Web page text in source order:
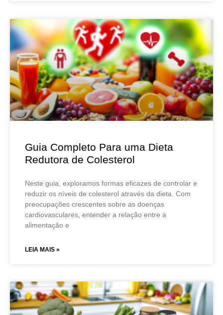
Guia Completo Para uma Dieta
Redutora de Colesterol
Neste guia, exploramos formas eficazes de controlar e
reduzir os níveis de colesterol através da dieta. Com
preocupações crescentes sobre as doenças
cardiovasculares, entender a relação entre a
alimentação e
LEIA MAIS »